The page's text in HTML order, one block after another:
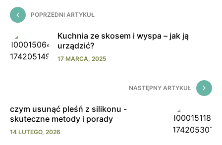
POPRZEDNI ARTYKUŁ
Kuchnia ze skosem i wyspa – jak ją
urządzić?
17 MARCA, 2025
NASTĘPNY ARTYKUŁ
czym usunąć pleśń z silikonu -
skuteczne metody i porady
14 LUTEGO, 2026